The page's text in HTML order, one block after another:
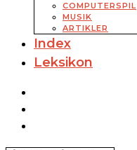
COMPUTERSPIL
MUSIK
ARTIKLER
Index
Leksikon